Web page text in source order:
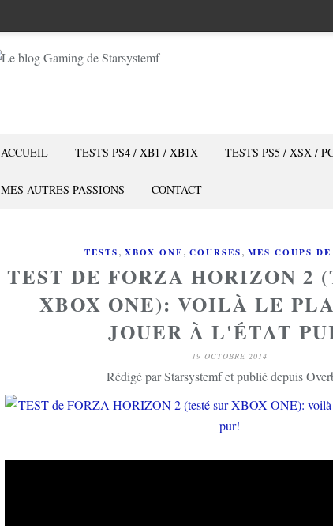
ACCUEIL TESTS PS4 / XB1 / XB1X TESTS PS5 / XSX /
MES AUTRES PASSIONS CONTACT
TESTS, XBOX ONE, COURSES, MES COUPS
TEST DE FORZA HORIZON 2
XBOX ONE): VOILÀ LE
JOUER À L'ÉTAT
19 OCTOBRE 2014
Rédigé par Starsystemf et publié depuis